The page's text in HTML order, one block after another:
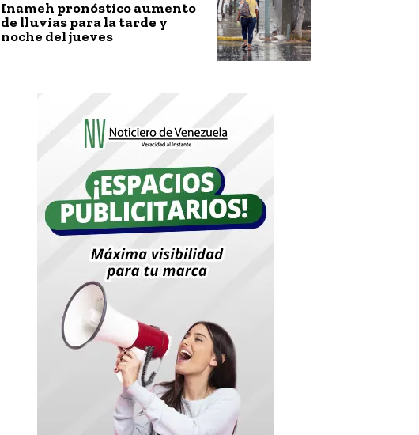
Inameh pronóstico aumento
de lluvias para la tarde y
noche del jueves